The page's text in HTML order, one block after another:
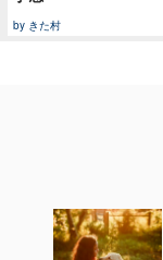
by きた村